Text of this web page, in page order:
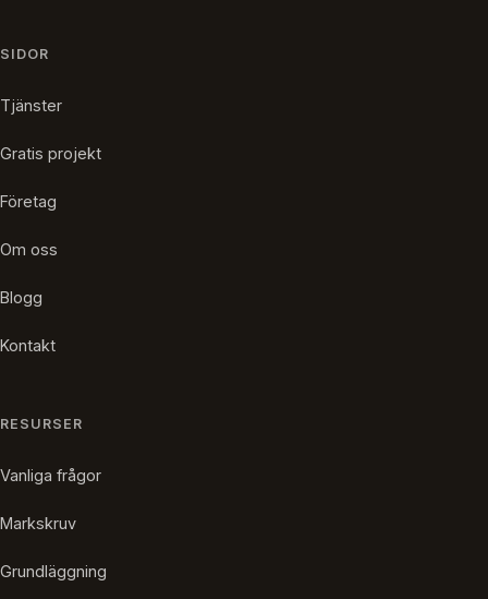
SIDOR
Tjänster
Gratis projekt
Företag
Om oss
Blogg
Kontakt
RESURSER
Vanliga frågor
Markskruv
Grundläggning